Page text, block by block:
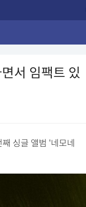
서 임팩트 있
싱글 앨범 '네모네